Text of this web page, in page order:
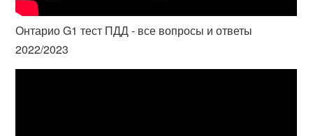
Онтарио G1 тест ПДД - все вопросы и ответы
2022/2023